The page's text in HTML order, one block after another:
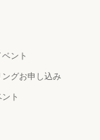
ント
グお申し込み
ト